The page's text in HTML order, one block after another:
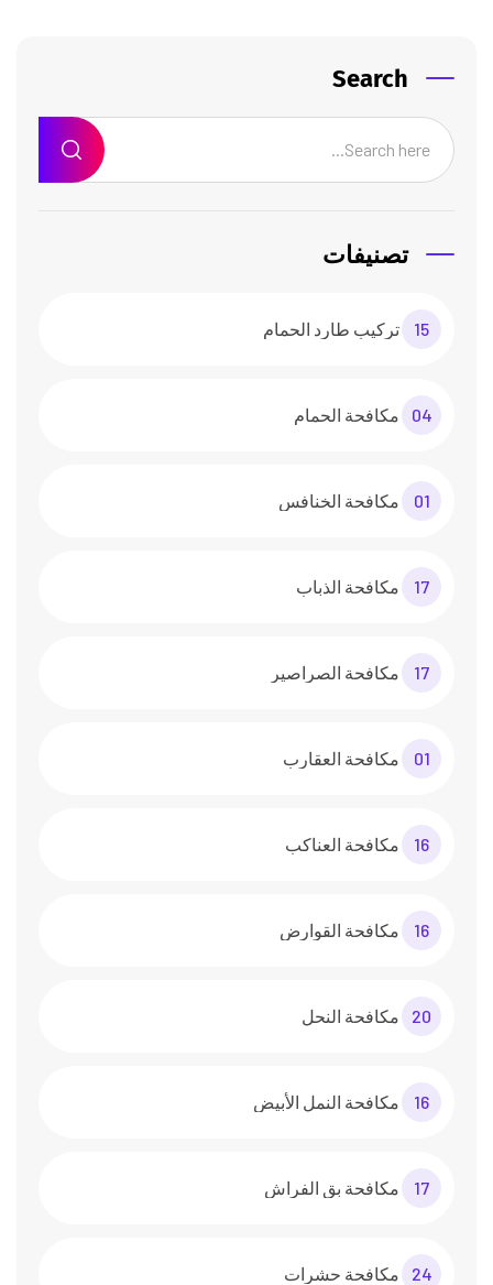
Search
تصنيفات
تركيب طارد الحمام 15
مكافحة الحمام 04
مكافحة الخنافس 01
مكافحة الذباب 17
مكافحة الصراصير 17
مكافحة العقارب 01
مكافحة العناكب 16
مكافحة القوارض 16
مكافحة النحل 20
مكافحة النمل الأبيض 16
مكافحة بق الفراش 17
مكافحة حشرات 24